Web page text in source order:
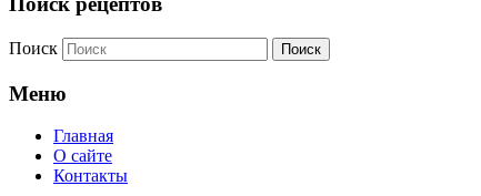
Поиск
Меню
Главная
О сайте
Контакты